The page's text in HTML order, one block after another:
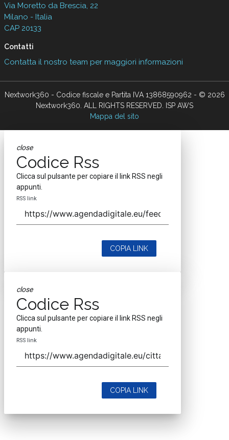
Via Moretto da Brescia, 22
Milano - Italia
CAP 20133
Contatti
Contatta il nostro team per maggiori informazioni
Nextwork360 - Codice fiscale e Partita IVA 13868590962 - © 2026
Nextwork360. ALL RIGHTS RESERVED. ISP AWS
Mappa del sito
close
Codice Rss
Clicca sul pulsante per copiare il link RSS negli
appunti.
RSS link
COPIA LINK
close
Codice Rss
Clicca sul pulsante per copiare il link RSS negli
appunti.
RSS link
COPIA LINK